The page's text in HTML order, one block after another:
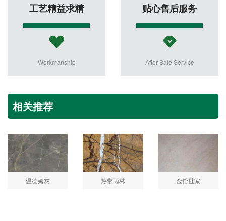
工艺精益求精
Workmanship
贴心售后服务
After-Sale Service
相关推荐
温德姆灰 热带雨林 金粉世家